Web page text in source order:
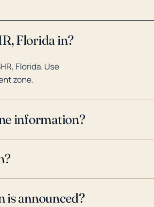
Florida in?
Florida. Use
zone.
information?
is announced?